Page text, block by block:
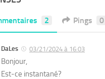
2 Pings 0
DaLes 03/21/2024 à 16:03
Bonjour,
Est-ce instantané?